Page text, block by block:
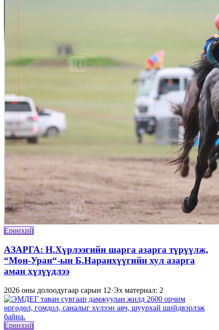
Ерөнхий
АЗАРГА: Н.Хүрлээгийн шарга азарга түрүүлж,
“Мон-Уран“-ын Б.Наранхүүгийн хул азарга
аман хүзүүдлээ
2026 оны долоодугаар сарын 12·Эх материал: 2
Ерөнхий